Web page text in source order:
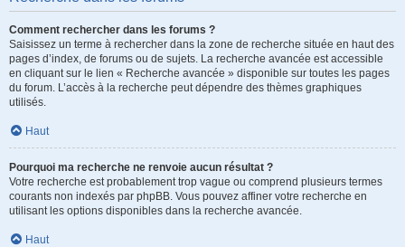
Comment rechercher dans les forums ?
Saisissez un terme à rechercher dans la zone de recherche située en haut des
pages d’index, de forums ou de sujets. La recherche avancée est accessible
en cliquant sur le lien « Recherche avancée » disponible sur toutes les pages
du forum. L’accès à la recherche peut dépendre des thèmes graphiques
utilisés.
Haut
Pourquoi ma recherche ne renvoie aucun résultat ?
Votre recherche est probablement trop vague ou comprend plusieurs termes
courants non indexés par phpBB. Vous pouvez affiner votre recherche en
utilisant les options disponibles dans la recherche avancée.
Haut